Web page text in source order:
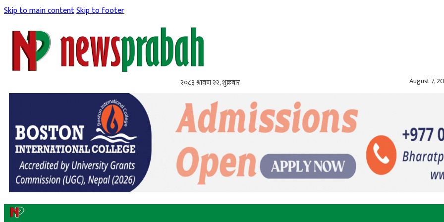
Skip to main contentSkip to footer
२०८३ श्रावण २२, शुक्रबार August 7,